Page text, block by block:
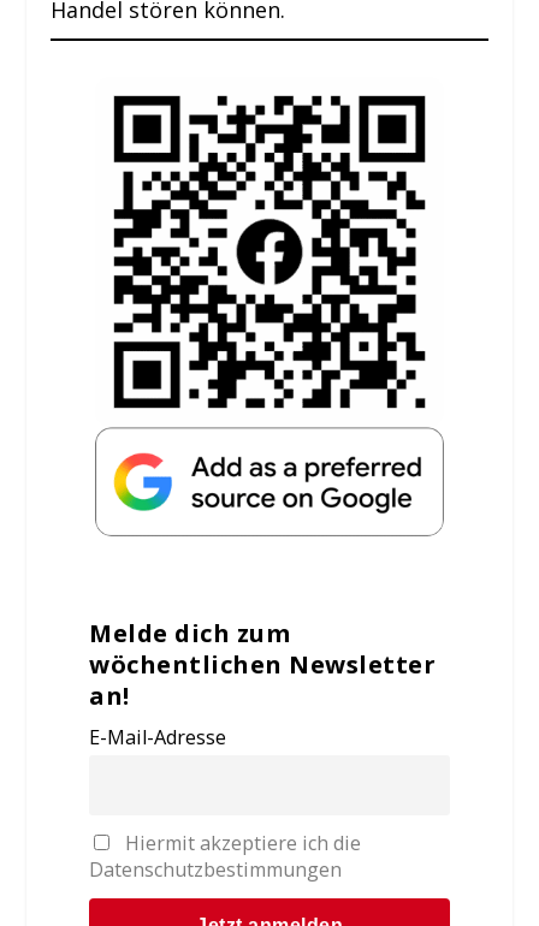
Handel stören können.
Melde dich zum
wöchentlichen Newsletter
an!
E-Mail-Adresse
Hiermit akzeptiere ich die
Datenschutzbestimmungen